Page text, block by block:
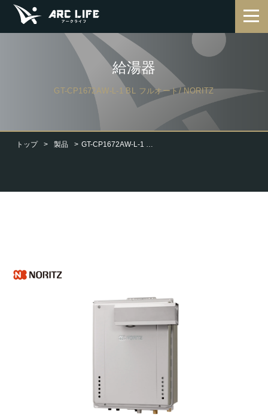
トップ 製品 GT-CP1672AW-L-1 BL フルオート
給湯器
GT-CP1672AW-L-1 BL フルオート/ NORITZ